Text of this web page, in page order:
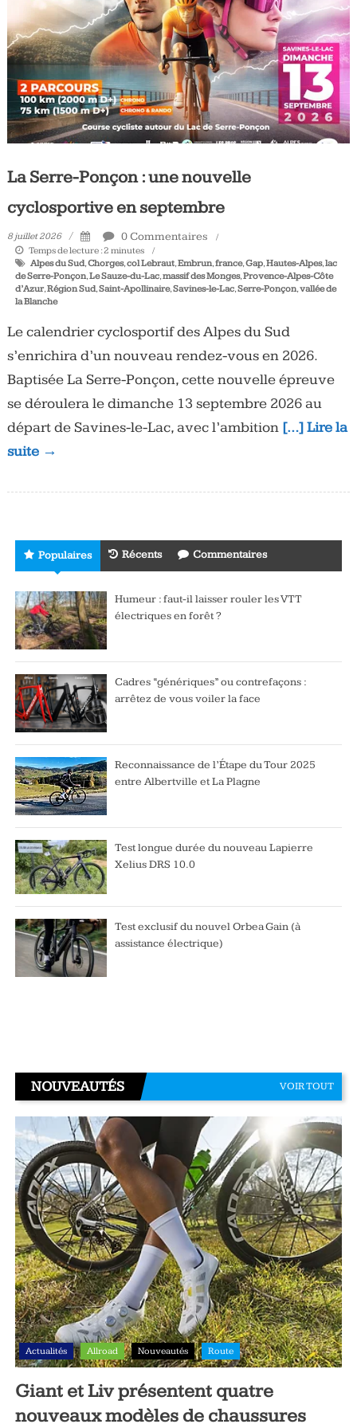
les
jours,
votre
actualité
vélo
et
triathlon
La Serre-Ponçon : une nouvelle
cyclosportive en septembre
8 juillet 2026 0 Commentaires
Temps de lecture :2 minutes
Alpes du Sud,Chorges,col Lebraut,Embrun,france,Gap,Hautes-Alpes,lac
de Serre-Ponçon,Le Sauze-du-Lac,massif des Monges,Provence-Alpes-Côte
d’Azur,Région Sud,Saint-Apollinaire,Savines-le-Lac,Serre-Ponçon,vallée de
la Blanche
Le calendrier cyclosportif des Alpes du Sud
s’enrichira d’un nouveau rendez-vous en 2026.
Baptisée La Serre-Ponçon, cette nouvelle épreuve
se déroulera le dimanche 13 septembre 2026 au
départ de Savines-le-Lac, avec l’ambition […] Lire la
suite →
Populaires Récents Commentaires
Humeur : faut-il laisser rouler les VTT
électriques en forêt ?
Cadres “génériques” ou contrefaçons :
arrêtez de vous voiler la face
Reconnaissance de l’Étape du Tour 2025
entre Albertville et La Plagne
Test longue durée du nouveau Lapierre
Xelius DRS 10.0
Test exclusif du nouvel Orbea Gain (à
assistance électrique)
NOUVEAUTÉS VOIR TOUT
Actualités Allroad Nouveautés Route
Giant et Liv présentent quatre
nouveaux modèles de chaussures